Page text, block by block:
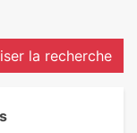
la recherche